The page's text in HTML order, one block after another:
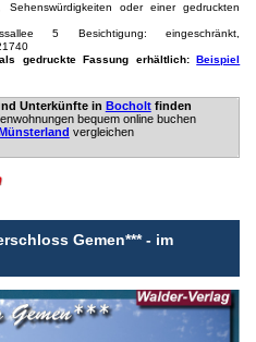
Sehenswürdigkeiten oder einer gedruckten
5 Besichtigung: eingeschränkt,
gedruckte Fassung erhältlich:Beispiel
Unterkünfte in Bocholtfinden
bequem online buchen
Münsterland vergleichen
Gemen*** - im